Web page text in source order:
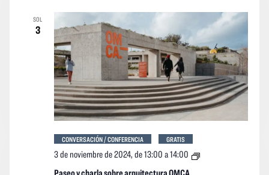
SOL
3
Paseo y charla sobre arquitectura OMCA
3 de noviembre de 2024, de 13:00 a14:00
Paseo
CONVERSACIÓN / CONFERENCIA GRATIS